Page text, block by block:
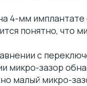
4-мм имплантате
понятно, что
с
микро-зазор
малый микро-